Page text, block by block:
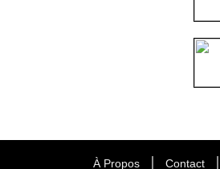
À Propos Contact